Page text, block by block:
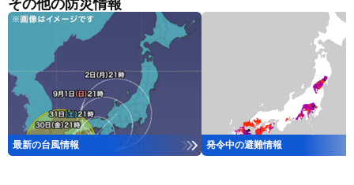
その他の防災情報
最新の台風情報 発令中の避難情報